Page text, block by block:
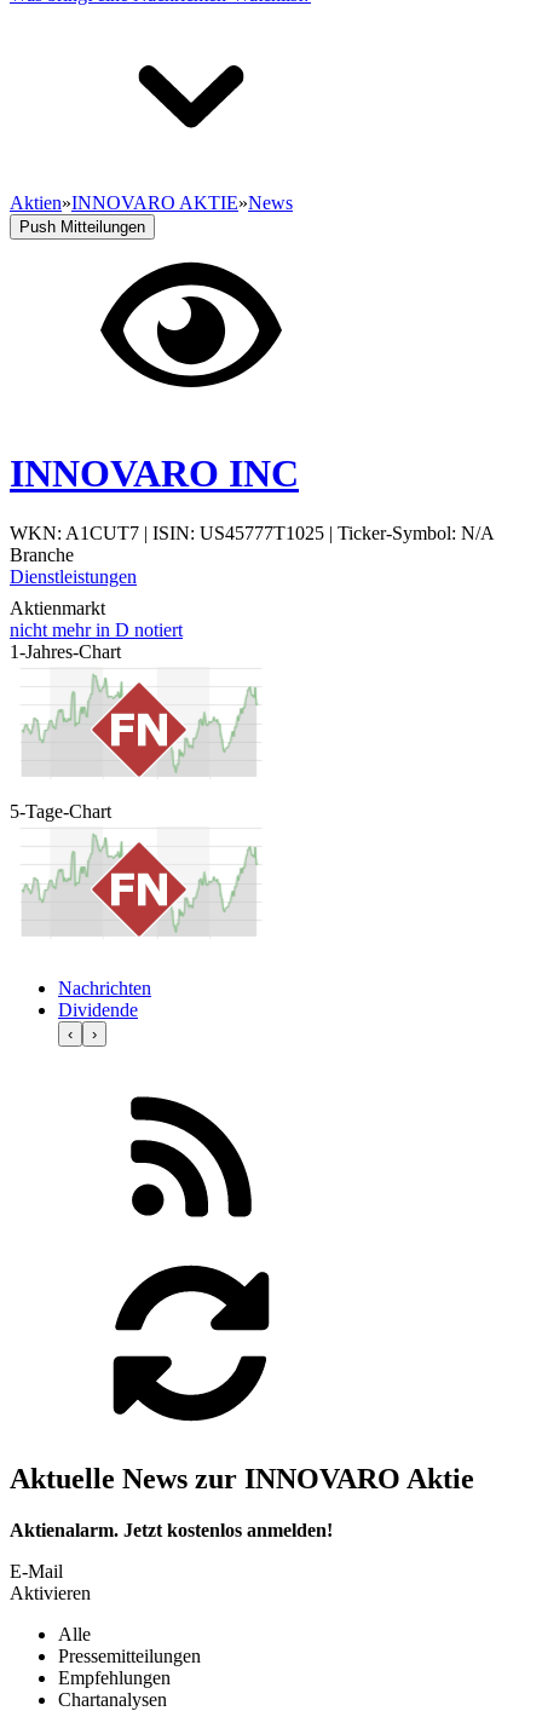
Aktien»INNOVARO AKTIE»News
Push Mitteilungen
INNOVARO INC
WKN: A1CUT7 | ISIN: US45777T1025 | Ticker-Symbol: N/A
Branche
Dienstleistungen
Aktienmarkt
nicht mehr in D notiert
1-Jahres-Chart
5-Tage-Chart
Nachrichten
Dividende
‹ ›
Aktuelle News zur INNOVARO Aktie
Aktienalarm. Jetzt kostenlos anmelden!
E-Mail
Aktivieren
Alle
Pressemitteilungen
Empfehlungen
Chartanalysen